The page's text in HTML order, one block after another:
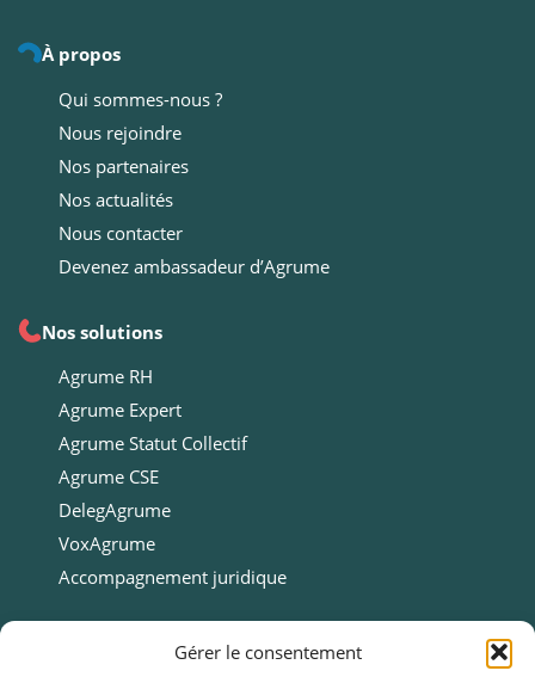
Gérer le consentement
À propos
Qui sommes-nous ?
Nous rejoindre
Nos partenaires
Nos actualités
Nous contacter
Devenez ambassadeur d’Agrume
Nos solutions
Agrume RH
Agrume Expert
Agrume Statut Collectif
Agrume CSE
DelegAgrume
VoxAgrume
Accompagnement juridique